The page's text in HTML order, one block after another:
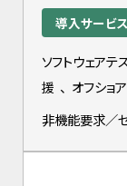
導入サービス
ソフトウェアテ
援 、 オフショ
非機能要求／